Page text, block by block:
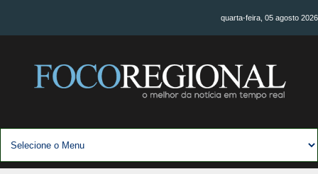
quarta-feira, 05 agosto 2026